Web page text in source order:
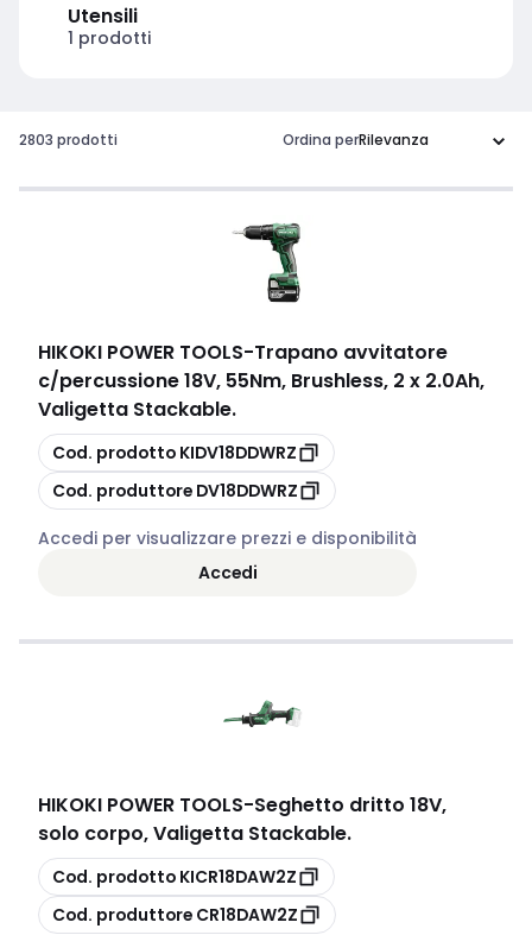
Utensili
1 prodotti
2803 prodotti Ordina per
HIKOKI POWER TOOLS-Trapano avvitatore
c/percussione 18V, 55Nm, Brushless, 2 x 2.0Ah,
Valigetta Stackable.
copia
Cod. prodotto KIDV18DDWRZ
copia
Cod. produttore DV18DDWRZ
Accedi per visualizzare prezzi e disponibilità
Accedi
HIKOKI POWER TOOLS-Seghetto dritto 18V,
solo corpo, Valigetta Stackable.
copia
Cod. prodotto KICR18DAW2Z
copia
Cod. produttore CR18DAW2Z